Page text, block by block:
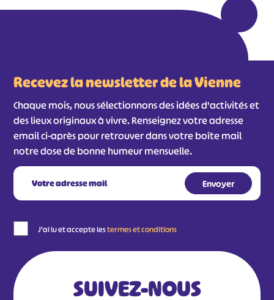
Recevez la newsletter de la Vienne
Chaque mois, nous sélectionnons des idées d'activités et
des lieux originaux à vivre. Renseignez votre adresse
email ci-après pour retrouver dans votre boîte mail
notre dose de bonne humeur mensuelle.
J'ai lu et accepte lestermes et conditions
SUIVEZ-NOUS